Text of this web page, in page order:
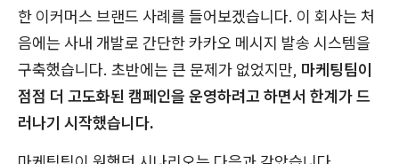
한 이커머스 브랜드 사례를 들어보겠습니다. 이 회사는 처
음에는 사내 개발로 간단한 카카오 메시지 발송 시스템을
구축했습니다. 초반에는 큰 문제가 없었지만, 마케팅팀이
점점 더 고도화된 캠페인을 운영하려고 하면서 한계가 드
러나기 시작했습니다.